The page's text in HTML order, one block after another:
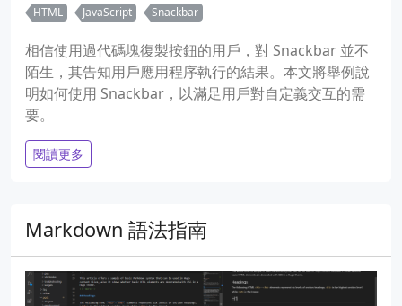
HTML
JavaScript Snackbar
相信使用過代碼塊復製按鈕的用戶，對 Snackbar 並不
陌生，其告知用戶應用程序執行的結果。本文將舉例說
明如何使用 Snackbar，以滿足用戶對自定義交互的需
要。
閱讀更多
Markdown 語法指南